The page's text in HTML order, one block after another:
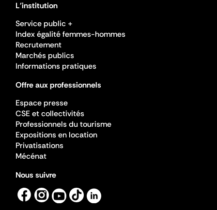
L'institution
Service public +
Index égalité femmes-hommes
Recrutement
Marchés publics
Informations pratiques
Offre aux professionnels
Espace presse
CSE et collectivités
Professionnels du tourisme
Expositions en location
Privatisations
Mécénat
Nous suivre